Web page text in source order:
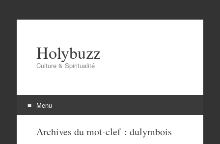
Holybuzz
Culture & Spiritualité
Menu
Archives du mot-clef : dulymbois